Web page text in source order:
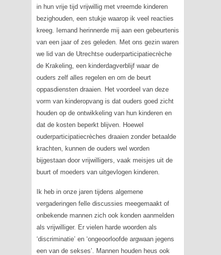
in hun vrije tijd vrijwillig met vreemde kinderen
bezighouden, een stukje waarop ik veel reacties
kreeg. Iemand herinnerde mij aan een gebeurtenis
van een jaar of zes geleden. Met ons gezin waren
we lid van de Utrechtse ouderparticipatiecrèche
de Krakeling, een kinderdagverblijf waar de
ouders zelf alles regelen en om de beurt
oppasdiensten draaien. Het voordeel van deze
vorm van kinderopvang is dat ouders goed zicht
houden op de ontwikkeling van hun kinderen en
dat de kosten beperkt blijven. Hoewel
ouderparticipatiecrèches draaien zonder betaalde
krachten, kunnen de ouders wel worden
bijgestaan door vrijwilligers, vaak meisjes uit de
buurt of moeders van uitgevlogen kinderen.
Ik heb in onze jaren tijdens algemene
vergaderingen felle discussies meegemaakt of
onbekende mannen zich ook konden aanmelden
als vrijwilliger. Er vielen harde woorden als
‘discriminatie’ en ‘ongeoorloofde argwaan jegens
een van de sekses’. Mannen houden heus ook